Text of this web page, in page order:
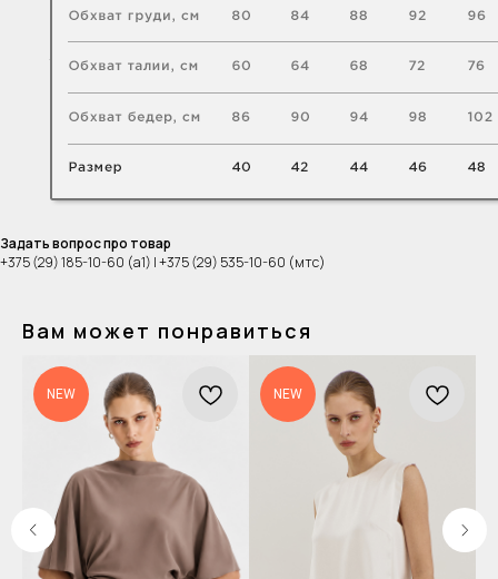
Задать вопрос про товар
+375 (29) 185-10-60 (а1) | +375 (29) 535-10-60 (мтс)
Вам может понравиться
NEW NEW